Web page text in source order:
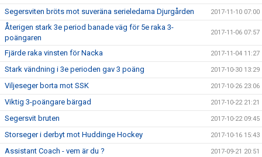
Segersviten bröts mot suveräna serieledarna Djurgården 2017-11-10 07:00
Återigen stark 3e period banade väg för 5e raka 3-
poängaren
2017-11-06 07:57
Fjärde raka vinsten för Nacka 2017-11-04 11:27
Stark vändning i 3e perioden gav 3 poäng 2017-10-30 13:29
Viljeseger borta mot SSK 2017-10-26 23:06
Viktig 3-poängare bärgad 2017-10-22 21:21
Segersvit bruten 2017-10-22 09:45
Storseger i derbyt mot Huddinge Hockey 2017-10-16 15:43
Assistant Coach - vem är du ? 2017-09-21 20:51